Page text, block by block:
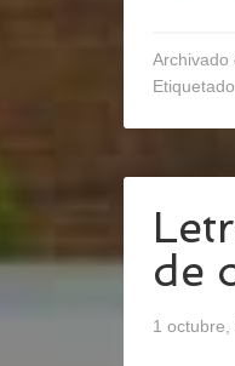
Archivado
de
1 octubre,